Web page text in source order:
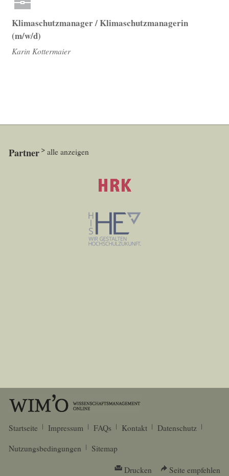
Klimaschutzmanager / Klimaschutzmanagerin
(m/w/d)
Karin Kottermaier
Partner alle anzeigen
Startseite Impressum FAQs Kontakt
Datenschutz
Nutzungsbedingungen
Sitemap
Drucken Seite empfehlen